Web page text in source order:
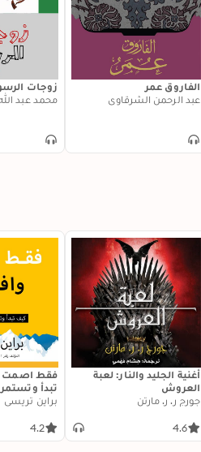
الفاروق عمر
عبد الرحمن الشرقاوي
زوجات
محمد عبد
أغنية الجليد والنار: لعبة
العروش
جورج ر. ر. مارتن
4.6
فقط اصمت
تبدأ وتستمر
براين تريسي
4.2